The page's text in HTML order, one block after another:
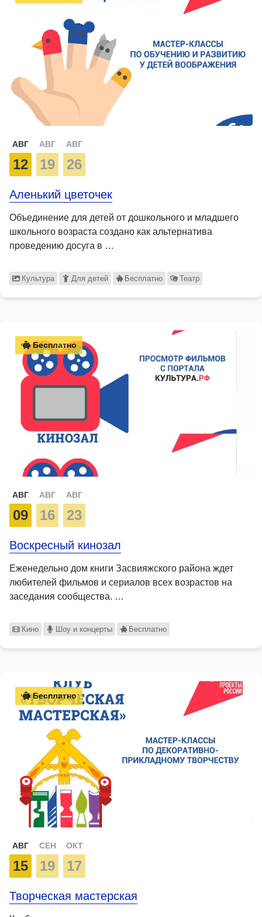
АВГ
12
АВГ
19
АВГ
26
Аленький цветочек
Объединение для детей от дошкольного и младшего
школьного возраста создано как альтернатива
проведению досуга в …
Культура Для детей Бесплатно Театр
Бесплатно
АВГ
09
АВГ
16
АВГ
23
Воскресный кинозал
Еженедельно дом книги Засвияжского района ждет
любителей фильмов и сериалов всех возрастов на
заседания сообщества. …
Кино Шоу и концерты Бесплатно
Бесплатно
АВГ
15
СЕН
19
ОКТ
17
Творческая мастерская